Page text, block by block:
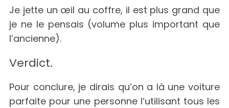
Je jette un œil au coffre, il est plus grand que
je ne le pensais (volume plus important que
l’ancienne).
Verdict.
Pour conclure, je dirais qu’on a là une voiture
parfaite pour une personne l’utilisant tous les